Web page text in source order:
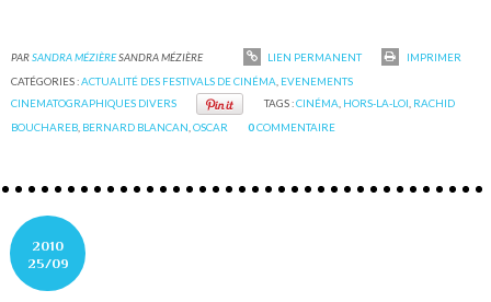
PARSANDRA MÉZIÈRESANDRA MÉZIÈRE LIEN PERMANENT
IMPRIMER
CATÉGORIES :ACTUALITÉ DES FESTIVALS DE CINÉMA EVENEMENTS
CINEMATOGRAPHIQUES DIVERS
TAGS :CINÉMA HORS-LA-LOI RACHID
BOUCHAREB BERNARD BLANCAN ,OSCAR 0COMMENTAIRE
2010
25/09